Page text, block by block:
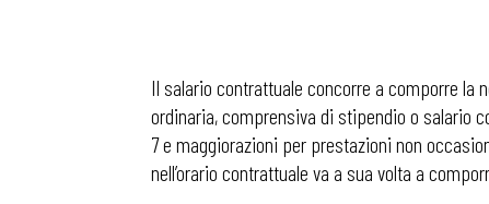
Il salario contrattuale concorre a comporre la
ordinaria, comprensiva di stipendio o salario
7 e maggiorazioni per prestazioni non
nell’orario contrattuale va a sua volta a